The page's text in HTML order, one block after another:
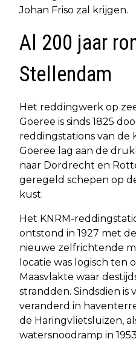
Johan Friso zal krijgen.
Al 200 jaar
Stellendam
Het reddingwerk op
Goeree is sinds 1825
reddingstations van de
Goeree lag aan de
naar Dordrecht en
geregeld schepen op
kust.
Het KNRM-
ontstond in 1927 met
nieuwe zelfrichtende
locatie was logisch ten
Maasvlakte waar
strandden. Sindsdien is
veranderd in
de Haringvlietsluizen,
watersnoodramp in